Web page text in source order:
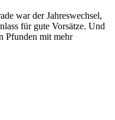
war der Jahreswechsel,
für gute Vorsätze. Und
Pfunden mit mehr